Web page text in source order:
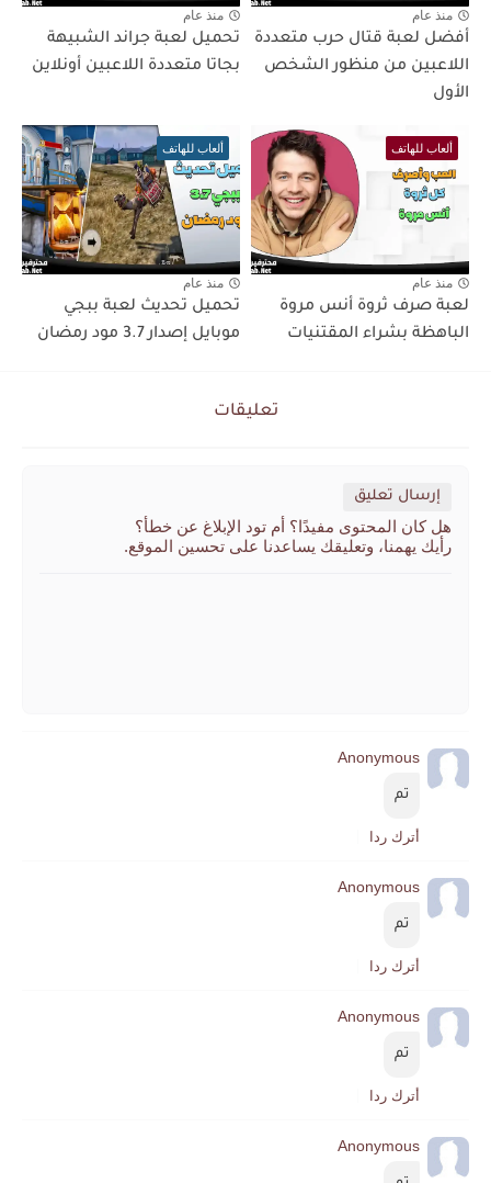
منذ عام
أفضل لعبة قتال حرب متعددة
اللاعبين من منظور الشخص
الأول
منذ عام
تحميل لعبة جراند الشبيهة
بجاتا متعددة اللاعبين أونلاين
ألعاب للهاتف
منذ عام
لعبة صرف ثروة أنس مروة
الباهظة بشراء المقتنيات
ألعاب للهاتف
منذ عام
تحميل تحديث لعبة ببجي
موبايل إصدار 3.7 مود رمضان
تعليقات
إرسال تعليق
هل كان المحتوى مفيدًا؟ أم تود الإبلاغ عن خطأ؟
رأيك يهمنا، وتعليقك يساعدنا على تحسين الموقع.
Anonymous
تم
أترك ردا
Anonymous
تم
أترك ردا
Anonymous
تم
أترك ردا
Anonymous